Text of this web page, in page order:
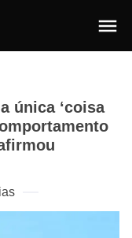
única ‘coisa